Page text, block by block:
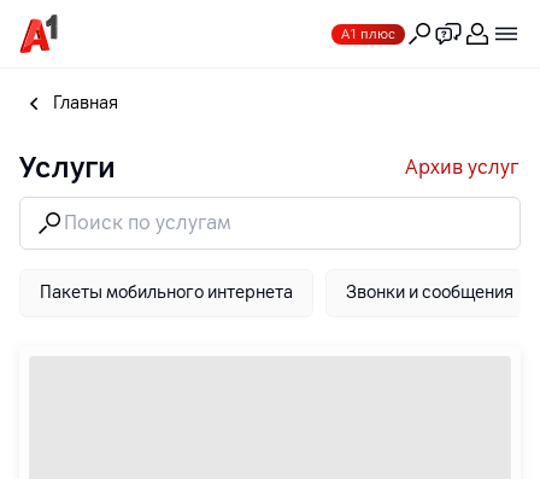
А1 плюс
Главная
Услуги Архив услуг
Пакеты мобильного интернета Звонки и сообщения